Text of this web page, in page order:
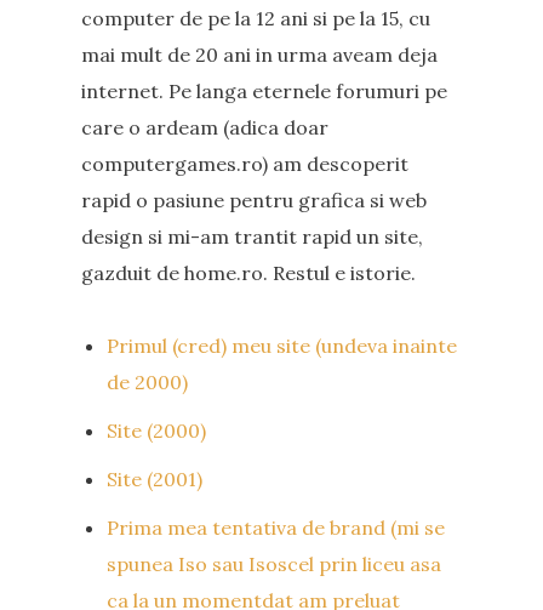
computer de pe la 12 ani si pe la 15, cu
mai mult de 20 ani in urma aveam deja
internet. Pe langa eternele forumuri pe
care o ardeam (adica doar
computergames.ro) am descoperit
rapid o pasiune pentru grafica si web
design si mi-am trantit rapid un site,
gazduit de home.ro. Restul e istorie.
Primul (cred) meu site (undeva inainte
de 2000)
Site (2000)
Site (2001)
Prima mea tentativa de brand (mi se
spunea Iso sau Isoscel prin liceu asa
ca la un momentdat am preluat